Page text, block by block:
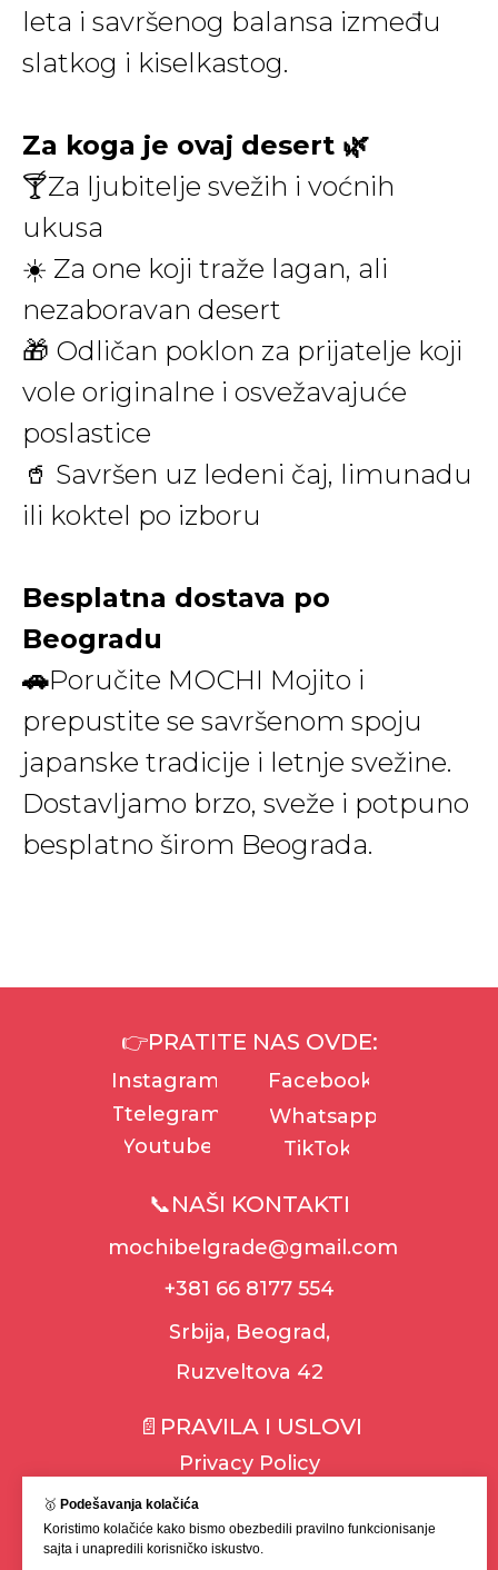
leta i savršenog balansa između
slatkog i kiselkastog.
Za koga je ovaj desert 🌿
🍸Za ljubitelje svežih i voćnih
ukusa
☀️ Za one koji traže lagan, ali
nezaboravan desert
🎁 Odličan poklon za prijatelje koji
vole originalne i osvežavajuće
poslastice
🥤 Savršen uz ledeni čaj, limunadu
ili koktel po izboru
Besplatna dostava po
Beogradu
🚗Poručite MOCHI Mojito i
prepustite se savršenom spoju
japanske tradicije i letnje svežine.
Dostavljamo brzo, sveže i potpuno
besplatno širom Beograda.
🥇 Podešavanja kolačića
Koristimo kolačiće kako bismo obezbedili pravilno funkcionisanje
sajta i unapredili korisničko iskustvo.
👉PRATITE NAS OVDE:
📞NAŠI KONTAKTI
mochibelgrade@gmail.com
+381 66 8177 554
Srbija, Beograd,
Ruzveltova 42
📄PRAVILA I USLOVI
Instagram
Ttelegram
Whatsapp
TikTok
Privacy Policy
Terms & Conditions
Cookie Policy
Youtube
Facebook